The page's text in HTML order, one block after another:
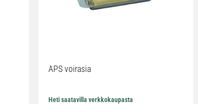
APS voirasia
Heti saatavilla verkkokaupasta